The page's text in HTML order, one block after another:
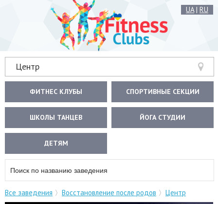
UA| RU
Центр
ФИТНЕС КЛУБЫ СПОРТИВНЫЕ СЕКЦИИ
ШКОЛЫ ТАНЦЕВ ЙОГА СТУДИИ
ДЕТЯМ
Все заведения Восстановление после родов Центр